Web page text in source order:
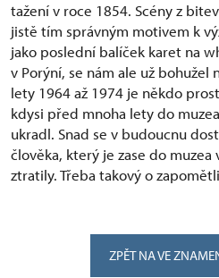
tažení v roce 1854. Scény z
jistě tím správným motivem k
jako poslední balíček karet na
v Porýní, se nám ale už bohužel
lety 1964 až 1974 je někdo
kdysi před mnoha lety do
ukradl. Snad se v budoucnu
člověka, který je zase do muzea
ztratily. Třeba takový o
ZPĚT NA VE